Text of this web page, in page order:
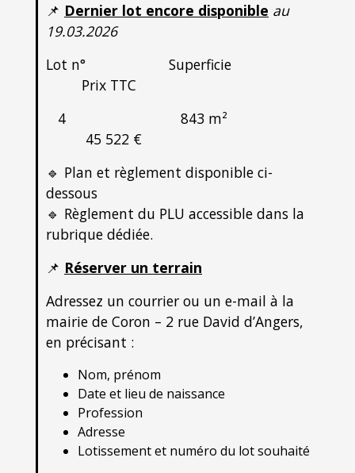
📌 Dernier lot encore disponible au
19.03.2026
Lot n° Superficie
Prix TTC
4 843 m²
45 522 €
🔹 Plan et règlement disponible ci-
dessous
🔹 Règlement du PLU accessible dans la
rubrique dédiée.
📌 Réserver un terrain
Adressez un courrier ou un e-mail à la
mairie de Coron – 2 rue David d’Angers,
en précisant :
Nom, prénom
Date et lieu de naissance
Profession
Adresse
Lotissement et numéro du lot souhaité